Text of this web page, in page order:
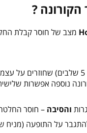
?
מצב של חוסר קבלת
רוב אנשי המכירות מניחים שתהליך המכירה
נוספה אפשרות
והסיבה – חוסר
על התופעה (מניח